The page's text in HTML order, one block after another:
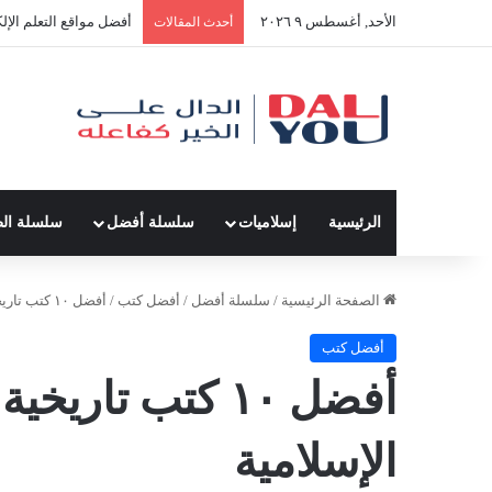
الأحد, أغسطس ٩ ٢٠٢٦ أحدث المقالات أفضل النصائح لإدارة
الرئيسية إسلاميات سلسلة أفضل سلسلة
الصفحة الرئيسية / سلسلة أفضل / أفضل كتب / أفضل ١٠ كتب تاريخية عن الإمبراطورية الإسلامية
أفضل كتب
أفضل ١٠ كتب
الإسلامية